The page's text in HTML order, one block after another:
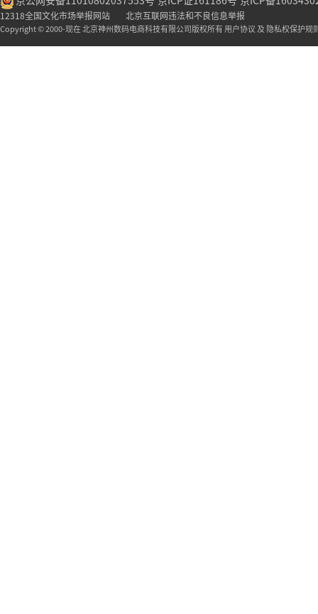
12318全国文化市场举报网站 北京互联网违法和不良信息举报
Copyright © 2000-现在 北京神州数码电商科技有限公司版权所有 用户协议 及 隐私权保护规